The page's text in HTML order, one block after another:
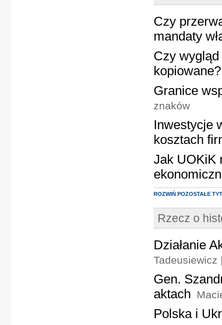
Czy
mandaty
Czy
kopiowane?
Granice
znaków
Inwestycje
kosztach
Jak UOKiK
ROZWIŃ POZOSTAŁE
Rzecz o
Działanie
Tadeusiewicz
Gen.
aktach
Polska i